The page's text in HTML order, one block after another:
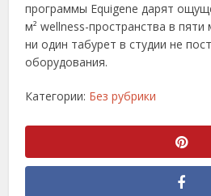
программы Equigene дарят
м² wellness-пространства в
ни один табурет в студии не
оборудования.
Категории: Без рубрики